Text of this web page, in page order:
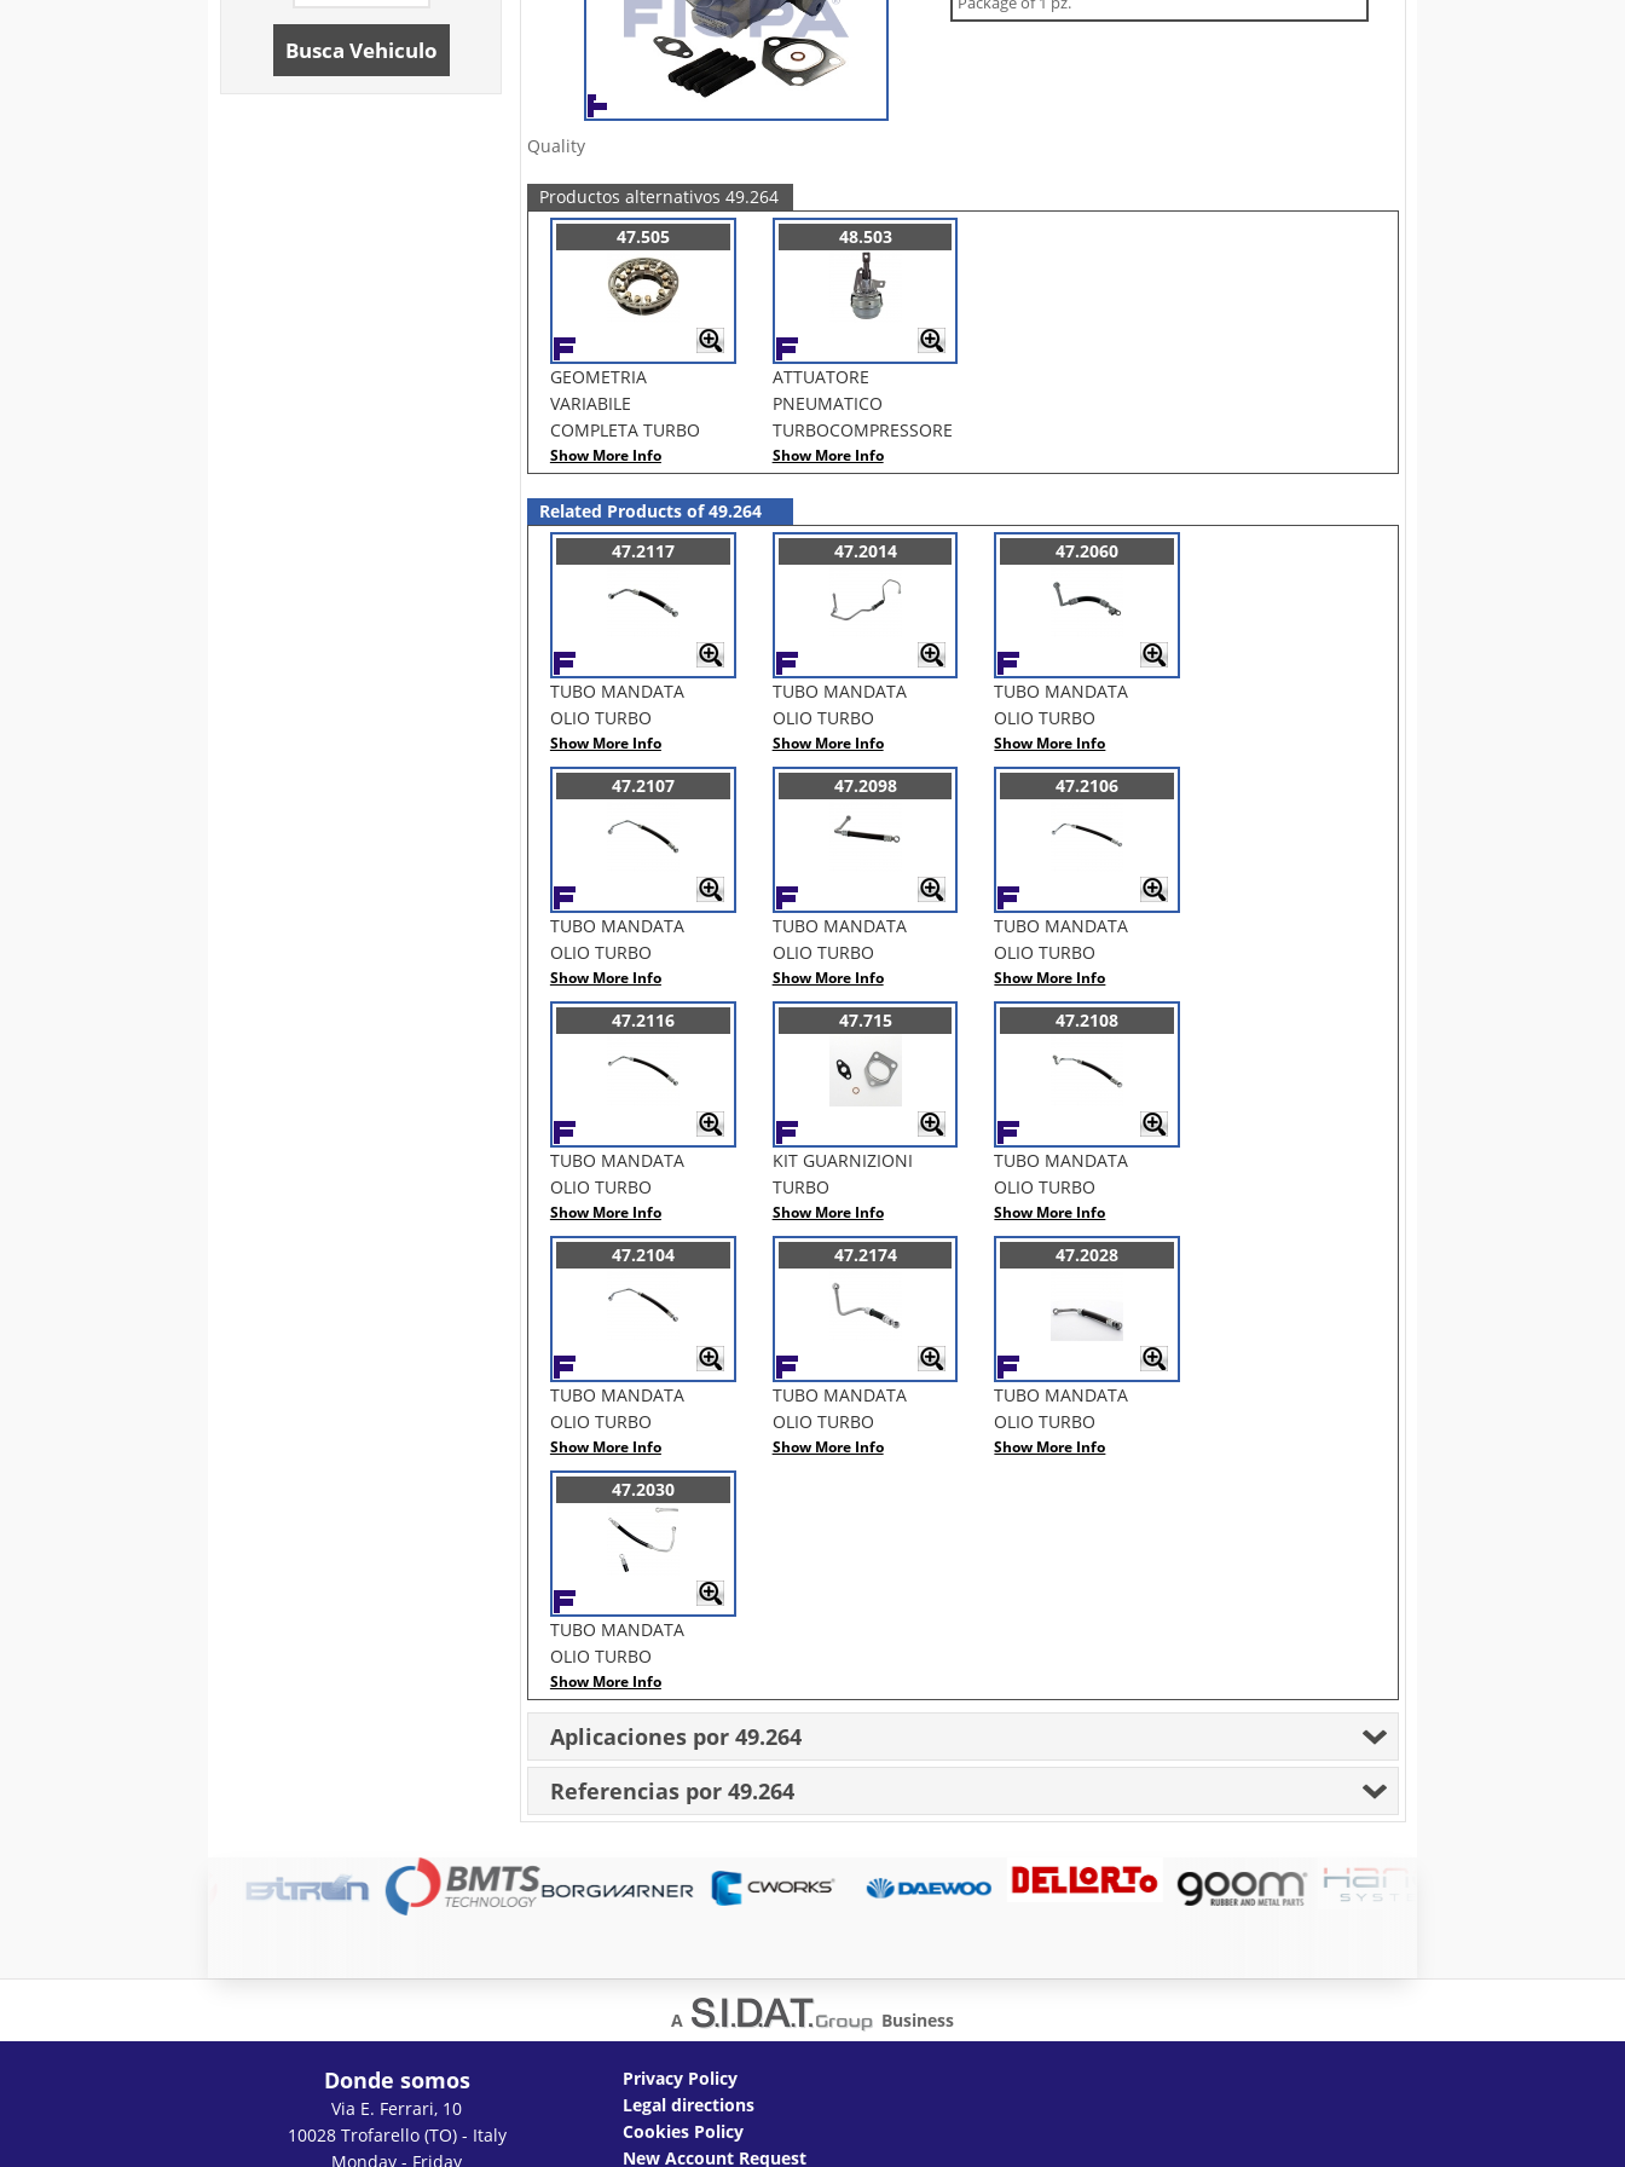
Busca Vehiculo
Quality
Productos alternativos 49.264
47.505
GEOMETRIA
VARIABILE
COMPLETA TURBO
Show More Info
48.503
ATTUATORE
PNEUMATICO
TURBOCOMPRESSORE
Show More Info
Related Products of 49.264
47.2117
TUBO MANDATA
OLIO TURBO
Show More Info
47.2014
TUBO MANDATA
OLIO TURBO
Show More Info
47.2060
TUBO MANDATA
OLIO TURBO
Show More Info
47.2107
TUBO MANDATA
OLIO TURBO
Show More Info
47.2098
TUBO MANDATA
OLIO TURBO
Show More Info
47.2106
TUBO MANDATA
OLIO TURBO
Show More Info
47.2116
TUBO MANDATA
OLIO TURBO
Show More Info
47.715
KIT GUARNIZIONI
TURBO
Show More Info
47.2108
TUBO MANDATA
OLIO TURBO
Show More Info
47.2104
TUBO MANDATA
OLIO TURBO
Show More Info
47.2174
TUBO MANDATA
OLIO TURBO
Show More Info
47.2028
TUBO MANDATA
OLIO TURBO
Show More Info
47.2030
TUBO MANDATA
OLIO TURBO
Show More Info
Aplicaciones por 49.264
Referencias por 49.264
A Business
Donde somos
Via E. Ferrari, 10
10028 Trofarello (TO) - Italy
Monday - Friday
Privacy Policy
Legal directions
Cookies Policy
New Account Request